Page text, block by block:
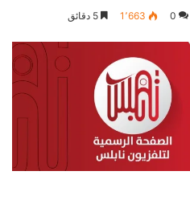
0 1٬663